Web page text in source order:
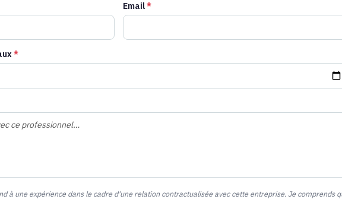
Email*
*
à une expérience dans le cadre d'une relation contractualisée avec cette entreprise. Je comprends